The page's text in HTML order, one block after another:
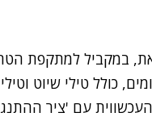
זאת, במקביל למתקפת
עוטף עזה. ב-14 באפריל שוגרו אלינו כמעט 200
עם 'ציר